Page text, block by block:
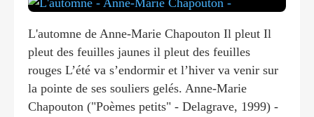
L'automne de Anne-Marie Chapouton Il pleut Il
pleut des feuilles jaunes il pleut des feuilles
rouges L’été va s’endormir et l’hiver va venir sur
la pointe de ses souliers gelés. Anne-Marie
Chapouton ("Poèmes petits" - Delagrave, 1999) -